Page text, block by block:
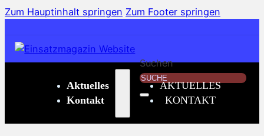
Zum Hauptinhalt springen Zum Footer springen
Suchen
Aktuelles
Kontakt
AKTUELLES
KONTAKT